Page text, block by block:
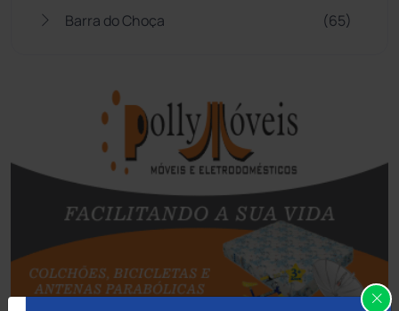
Barra do Choça (65)
Bom Jesus da Lapa
Boquira
Botuporã (73)
Brasil (7680)